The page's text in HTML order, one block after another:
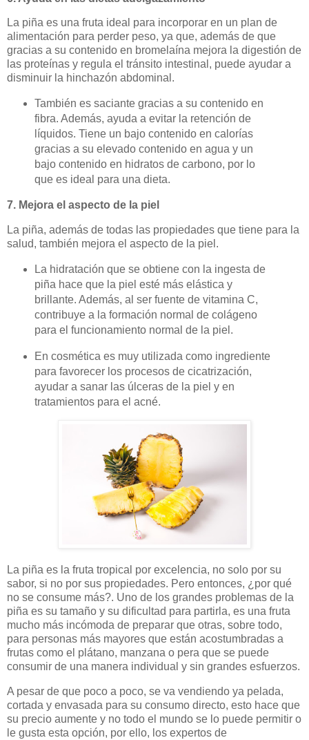
La piña es una fruta ideal para incorporar en un plan de
alimentación para perder peso, ya que, además de que
gracias a su contenido en bromelaína mejora la digestión de
las proteínas y regula el tránsito intestinal, puede ayudar a
disminuir la hinchazón abdominal.
También es saciante gracias a su contenido en
fibra. Además, ayuda a evitar la retención de
líquidos. Tiene un bajo contenido en calorías
gracias a su elevado contenido en agua y un
bajo contenido en hidratos de carbono, por lo
que es ideal para una dieta.
7. Mejora el aspecto de la piel
La piña, además de todas las propiedades que tiene para la
salud, también mejora el aspecto de la piel.
La hidratación que se obtiene con la ingesta de
piña hace que la piel esté más elástica y
brillante. Además, al ser fuente de vitamina C,
contribuye a la formación normal de colágeno
para el funcionamiento normal de la piel.
En cosmética es muy utilizada como ingrediente
para favorecer los procesos de cicatrización,
ayudar a sanar las úlceras de la piel y en
tratamientos para el acné.
La piña es la fruta tropical por excelencia, no solo por su
sabor, si no por sus propiedades. Pero entonces, ¿por qué
no se consume más?. Uno de los grandes problemas de la
piña es su tamaño y su dificultad para partirla, es una fruta
mucho más incómoda de preparar que otras, sobre todo,
para personas más mayores que están acostumbradas a
frutas como el plátano, manzana o pera que se puede
consumir de una manera individual y sin grandes esfuerzos.
A pesar de que poco a poco, se va vendiendo ya pelada,
cortada y envasada para su consumo directo, esto hace que
su precio aumente y no todo el mundo se lo puede permitir o
le gusta esta opción, por ello, los expertos de